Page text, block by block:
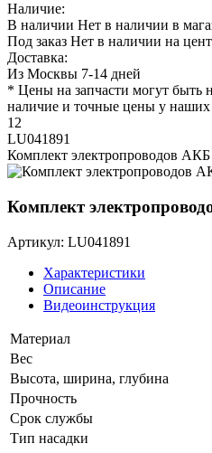
Наличие:
В наличии Нет в наличии в
Под заказ Нет в наличии на
Доставка:
Из Москвы 7-14 дней
* Цены на запчасти могут быть
наличие и точные цены у
12
LU041891
Комплект электропроводов АКБ
Комплект
Артикул: LU041891
Характеристики
Описание
Видеоинструкция
Материал
Вес
Высота, ширина, глубина
Прочность
Срок службы
Тип насадки